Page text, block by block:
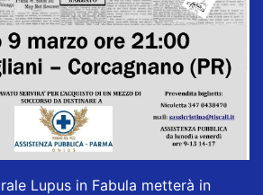
Lupus in Fabula metterà in